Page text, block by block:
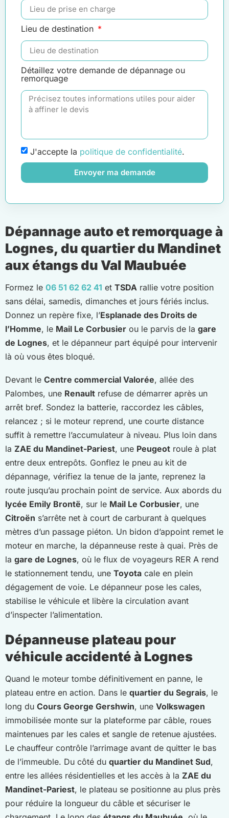
Lieu de destination
Détaillez votre demande de dépannage ou
remorquage
J'accepte la politique de confidentialité.
Envoyer ma demande
Dépannage auto et remorquage à
Lognes, du quartier du Mandinet
aux étangs du Val Maubuée
Formez le 06 51 62 62 41 et TSDA rallie votre position
sans délai, samedis, dimanches et jours fériés inclus.
Donnez un repère fixe, l’Esplanade des Droits de
l’Homme, le Mail Le Corbusier ou le parvis de la gare
de Lognes, et le dépanneur part équipé pour intervenir
là où vous êtes bloqué.
Devant le Centre commercial Valorée, allée des
Palombes, une Renault refuse de démarrer après un
arrêt bref. Sondez la batterie, raccordez les câbles,
relancez ; si le moteur reprend, une courte distance
suffit à remettre l’accumulateur à niveau. Plus loin dans
la ZAE du Mandinet-Pariest, une Peugeot roule à plat
entre deux entrepôts. Gonflez le pneu au kit de
dépannage, vérifiez la tenue de la jante, reprenez la
route jusqu’au prochain point de service. Aux abords du
lycée Emily Brontë, sur le Mail Le Corbusier, une
Citroën s’arrête net à court de carburant à quelques
mètres d’un passage piéton. Un bidon d’appoint remet le
moteur en marche, la dépanneuse reste à quai. Près de
la gare de Lognes, où le flux de voyageurs RER A rend
le stationnement tendu, une Toyota cale en plein
dégagement de voie. Le dépanneur pose les cales,
stabilise le véhicule et libère la circulation avant
d’inspecter l’alimentation.
Dépanneuse plateau pour
véhicule accidenté à Lognes
Quand le moteur tombe définitivement en panne, le
plateau entre en action. Dans le quartier du Segrais, le
long du Cours George Gershwin, une Volkswagen
immobilisée monte sur la plateforme par câble, roues
maintenues par les cales et sangle de retenue ajustées.
Le chauffeur contrôle l’arrimage avant de quitter le bas
de l’immeuble. Du côté du quartier du Mandinet Sud,
entre les allées résidentielles et les accès à la ZAE du
Mandinet-Pariest, le plateau se positionne au plus près
pour réduire la longueur du câble et sécuriser le